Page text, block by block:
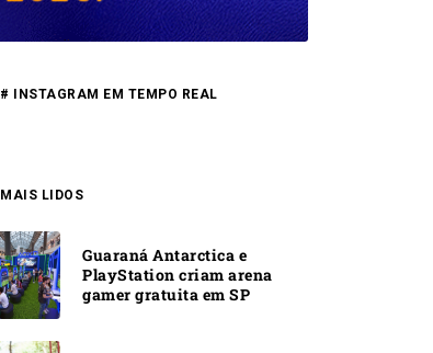
# INSTAGRAM EM TEMPO REAL
MAIS LIDOS
Guaraná Antarctica e
PlayStation criam arena
gamer gratuita em SP